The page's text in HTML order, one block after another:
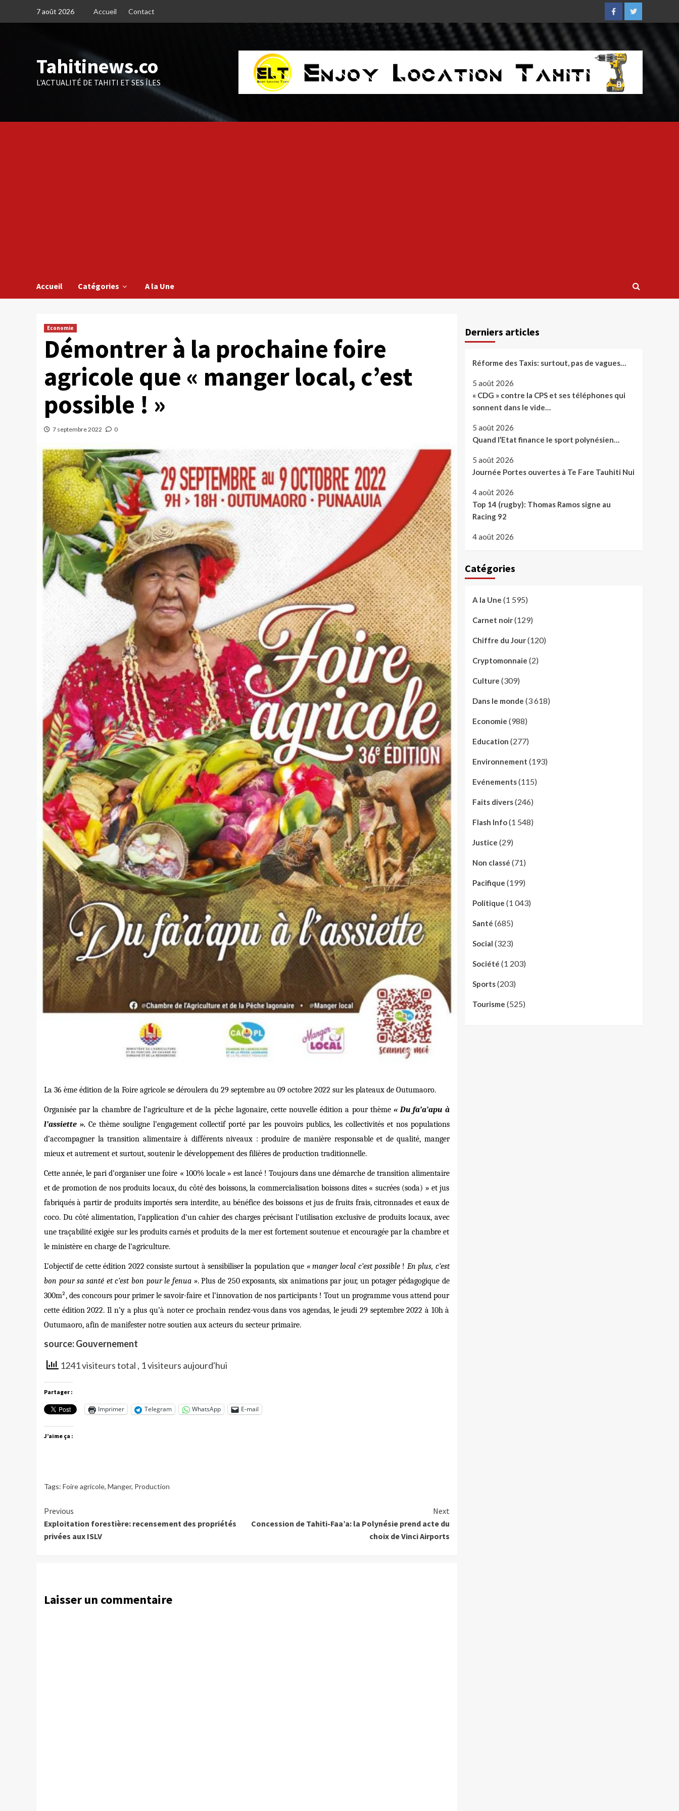
7 août 2026 Accueil Contact
FacebookTwitter
Tahitinews.co
L'ACTUALITÉ DE TAHITI ET SES ÎLES
Accueil Catégories A la Une
Economie
Démontrer à la prochaine foire
agricole que « manger local, c’est
possible ! »
7 septembre 2022 0
La 36 ème édition de la Foire agricole se déroulera du 29 septembre au 09 octobre 2022 sur les plateaux de Outumaoro.
Organisée par la chambre de l’agriculture et de la pêche lagonaire, cette nouvelle édition a pour thème « Du fa’a’apu à
l’assiette ». Ce thème souligne l’engagement collectif porté par les pouvoirs publics, les collectivités et nos populations
d’accompagner la transition alimentaire à différents niveaux : produire de manière responsable et de qualité, manger
mieux et autrement et surtout, soutenir le développement des filières de production traditionnelle.
Cette année, le pari d’organiser une foire « 100% locale » est lancé ! Toujours dans une démarche de transition alimentaire
et de promotion de nos produits locaux, du côté des boissons, la commercialisation boissons dites « sucrées (soda) » et jus
fabriqués à partir de produits importés sera interdite, au bénéfice des boissons et jus de fruits frais, citronnades et eaux de
coco. Du côté alimentation, l’application d’un cahier des charges précisant l’utilisation exclusive de produits locaux, avec
une traçabilité exigée sur les produits carnés et produits de la mer est fortement soutenue et encouragée par la chambre et
le ministère en charge de l’agriculture.
L’objectif de cette édition 2022 consiste surtout à sensibiliser la population que « manger local c’est possible ! En plus, c’est
bon pour sa santé et c’est bon pour le fenua ». Plus de 250 exposants, six animations par jour, un potager pédagogique de
300m², des concours pour primer le savoir-faire et l’innovation de nos participants ! Tout un programme vous attend pour
cette édition 2022. Il n’y a plus qu’à noter ce prochain rendez-vous dans vos agendas, le jeudi 29 septembre 2022 à 10h à
Outumaoro, afin de manifester notre soutien aux acteurs du secteur primaire.
source: Gouvernement
1241 visiteurs total , 1 visiteurs aujourd'hui
Partager :
Imprimer Telegram WhatsApp E-mail
J’aime ça :
Tags: Foire agricole, Manger, Production
Continue
Reading
Previous
Exploitation forestière: recensement des propriétés
privées aux ISLV
Next
Concession de Tahiti-Faa’a: la Polynésie prend acte du
choix de Vinci Airports
Laisser un commentaire
Derniers articles
Réforme des Taxis: surtout, pas de vagues…
5 août 2026
« CDG » contre la CPS et ses téléphones qui
sonnent dans le vide…
5 août 2026
Quand l’Etat finance le sport polynésien…
5 août 2026
Journée Portes ouvertes à Te Fare Tauhiti Nui
4 août 2026
Top 14 (rugby): Thomas Ramos signe au
Racing 92
4 août 2026
Catégories
A la Une (1 595)
Carnet noir(129)
Chiffre du Jour(120)
Cryptomonnaie (2)
Culture (309)
Dans le monde (3 618)
Economie (988)
Education (277)
Environnement (193)
Evénements(115)
Faits divers(246)
Flash Info(1 548)
Justice (29)
Non classé (71)
Pacifique (199)
Politique (1 043)
Santé (685)
Social (323)
Société (1 203)
Sports(203)
Tourisme (525)